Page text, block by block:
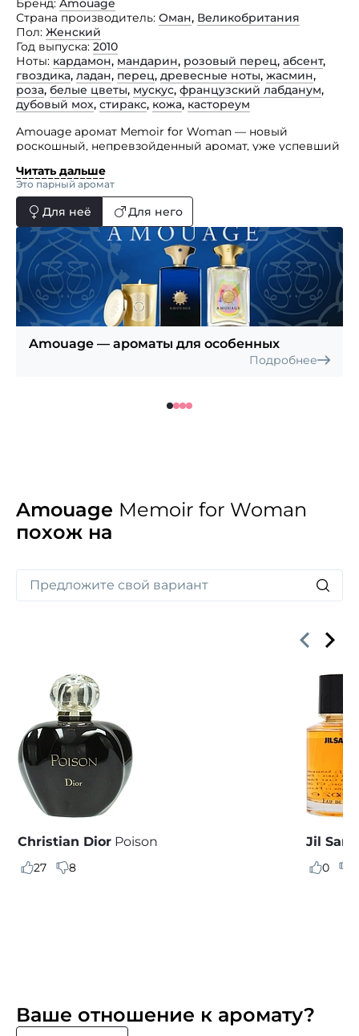
Бренд Amouage
Страна производитель Оман, Великобритания
Пол Женский
Год выпуска 2010
Ноты кардамон, мандарин, розовый перец, абсент,
гвоздика, ладан, перец, древесные ноты, жасмин,
роза, белые цветы, мускус, французский лабданум,
дубовый мох, стиракс, кожа, кастореум
Amouage аромат Memoir for Woman — новый
роскошный, непревзойденный аромат, уже успевший
парфюмерии.
Главной нотой в этом чудесном женском парфюме
стал абсент, напиток, дарящий вдохновение
и способный унести в мир прекрасных фей
и сказочных чудес. Ноты этой композиции: абсент,
кожа, мускус, стиракс, дубовый мох, лабданум, роза,
белые цветы, древесина, жасмин, ладан, перец,
гвоздика, полынь, розовый перец, кардамон
и мандарин.
Читать дальше
Это парный аромат
Для неё Для него
Amouage — ароматы для особенных
Подробнее
Amouage Memoir for Woman
похож на
Christian Dior Poison
27 8
Jil
0
Ваше отношение к аромату?